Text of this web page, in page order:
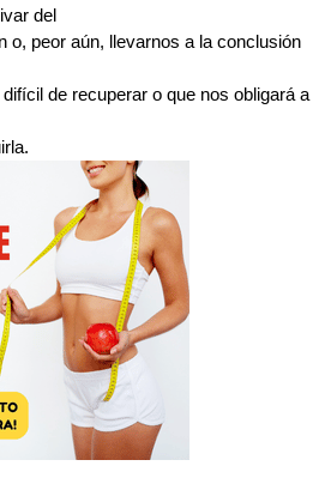
del
o, peor aún, llevarnos a la conclusión
de recuperar o que nos obligará a